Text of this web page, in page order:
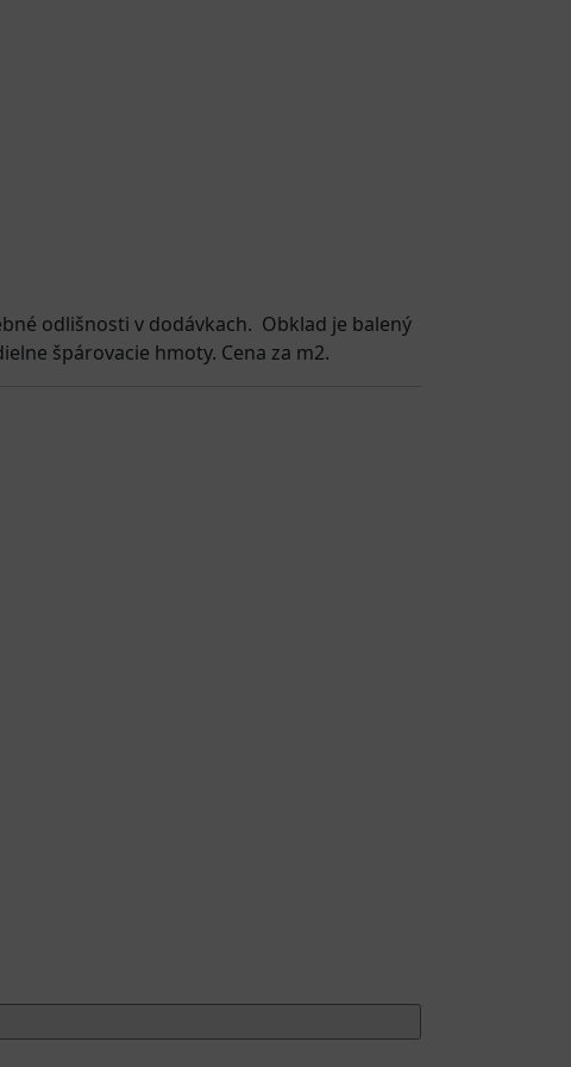
odlišnosti v dodávkach. Obklad je balený
špárovacie hmoty. Cena za m2.